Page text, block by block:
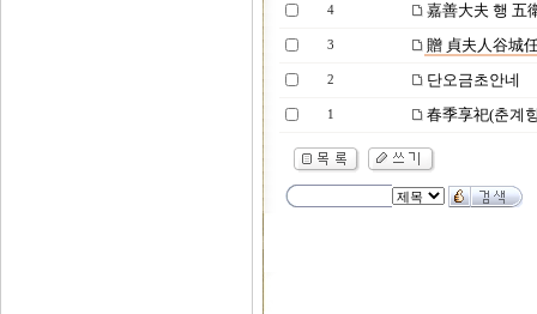
4 嘉善大夫 행 五
3 贈 貞夫人谷城
2 단오금초안네
1 春季享祀(춘계